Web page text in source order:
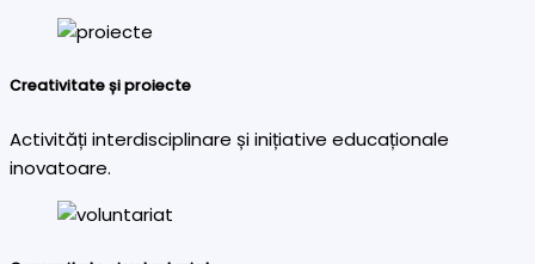
Creativitate și proiecte
Activități interdisciplinare și inițiative educaționale
inovatoare.